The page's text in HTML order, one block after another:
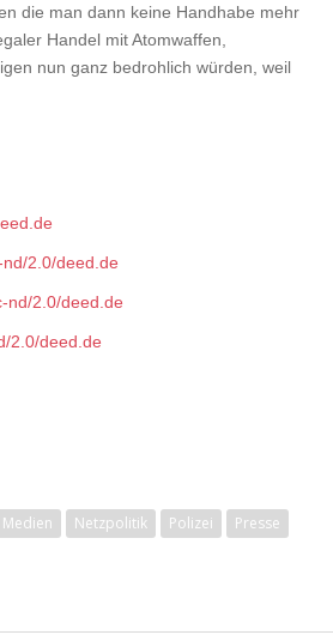
die man dann keine Handhabe mehr
Handel mit Atomwaffen,
nun ganz bedrohlich würden, weil
2.0/deed.de
nd/2.0/deed.de
2.0/deed.de
Medien Netzpolitik Polizei
Presse